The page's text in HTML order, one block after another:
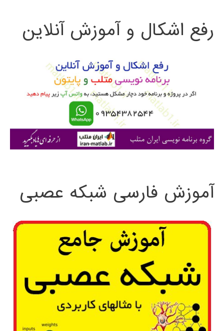
از
ج
ی
رفع اشکال و آموزش آنلاین
آموزش فارسی شبکه عصبی